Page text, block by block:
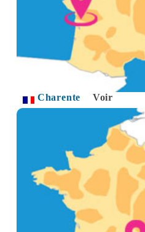
Charente Voir